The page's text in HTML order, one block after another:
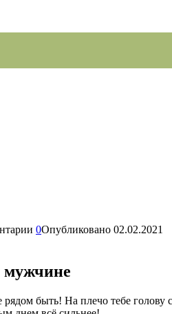
0Опубликовано 02.02.2021
мужчине
рядом быть! На плечо тебе